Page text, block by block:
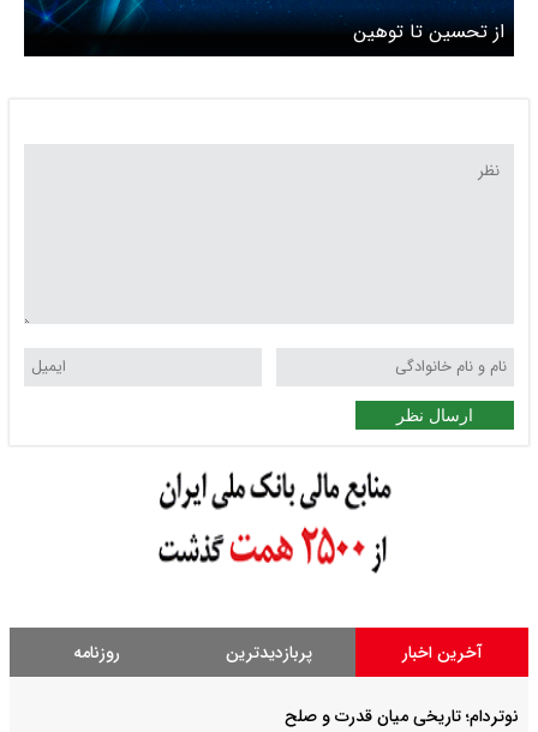
از تحسین تا توهین
ارسال نظر
آخرین اخبار پربازدیدترین روزنامه
نوتردام؛ تاریخی میان قدرت و صلح‌